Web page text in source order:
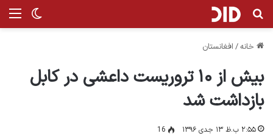
تغییر جستجو برای
خانه/ افغانستان
بیش از ۱۰ تروریست داعشی در کابل
بازداشت شد
۲:۵۵ ب.ظ ۱۳ جدی ۱۳۹۶ 16